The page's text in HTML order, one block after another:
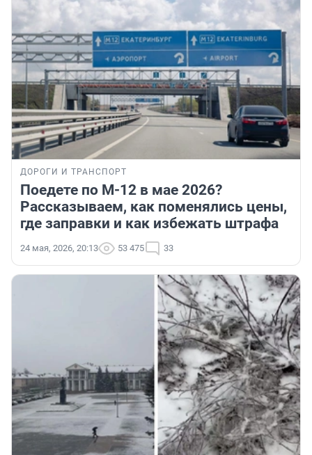
ДОРОГИ И ТРАНСПОРТ
Поедете по М-12 в мае 2026?
Рассказываем, как поменялись цены,
где заправки и как избежать штрафа
24 мая, 2026, 20:13 53 475 33